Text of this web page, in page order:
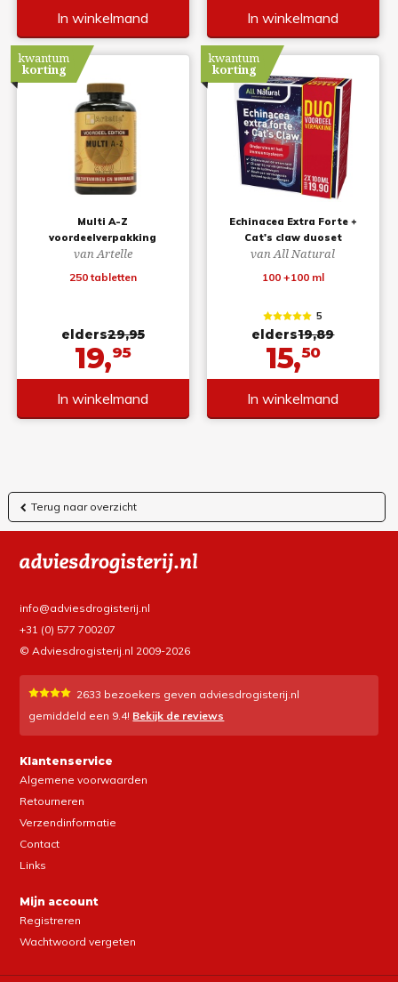
In winkelmand In winkelmand
Multi A-Z
voordeelverpakking
van Artelle
250 tabletten
kwantum
korting
elders29,95
19,95
In winkelmand
Echinacea Extra Forte +
Cat's claw duoset
van All Natural
100 +100 ml
kwantum
korting
5
elders19,89
15,50
In winkelmand
Terug naar overzicht
info@adviesdrogisterij.nl
+31 (0) 577 700207
© Adviesdrogisterij.nl 2009-2026
2633 bezoekers geven adviesdrogisterij.nl
gemiddeld een 9.4! Bekijk de reviews
Klantenservice
Algemene voorwaarden
Retourneren
Verzendinformatie
Contact
Links
Mijn account
Registreren
Wachtwoord vergeten